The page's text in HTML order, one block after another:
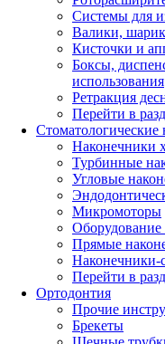
Системы для
Валики,
Кисточки и
Боксы,
использования
Ретракция
Перейти в
Стоматологические
Наконечники
Турбинные
Угловые
Микромоторы
Оборудование
Прямые
Наконечники-
Перейти в
Ортодонтия
Прочие
Брекеты